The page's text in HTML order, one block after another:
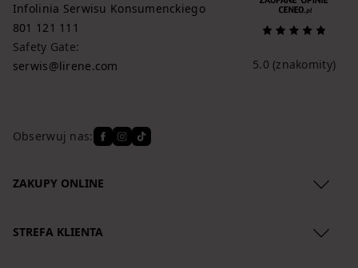
Obserwuj nas:
Infolinia Serwisu Konsumenckiego
801 121 111
Safety Gate:
serwis@lirene.com
ZAKUPY ONLINE
Polityka Prywatności
STREFA KLIENTA
5.0 (znakomity)